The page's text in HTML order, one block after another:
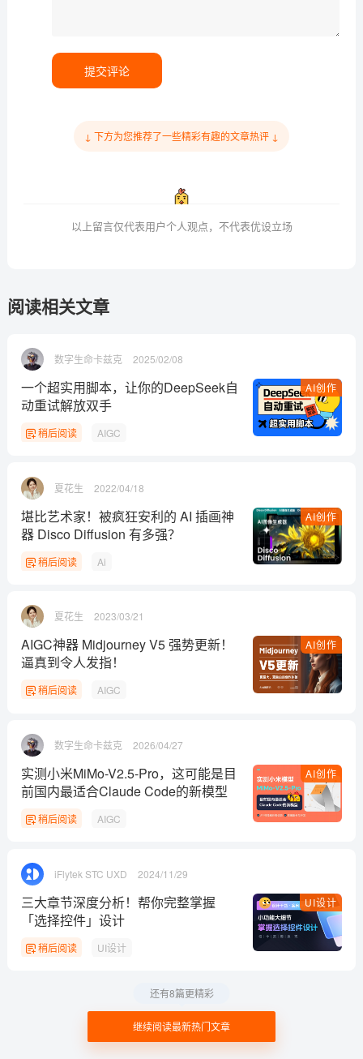
提交评论
↓ 下方为您推荐了一些精彩有趣的文章热评 ↓
以上留言仅代表用户个人观点，不代表优设立场
阅读相关文章
数字生命卡兹克 2025/02/08
AI创作
一个超实用脚本，让你的DeepSeek自
动重试解放双手
稍后阅读 AIGC
夏花生 2022/04/18
AI创作
堪比艺术家！被疯狂安利的 AI 插画神
器 Disco Diffusion 有多强？
稍后阅读 Ai
夏花生 2023/03/21
AI创作
AIGC神器 Midjourney V5 强势更新！
逼真到令人发指！
稍后阅读 AIGC
数字生命卡兹克 2026/04/27
AI创作
实测小米MiMo-V2.5-Pro，这可能是目
前国内最适合Claude Code的新模型
稍后阅读 AIGC
iFlytek STC UXD 2024/11/29
UI设计
三大章节深度分析！帮你完整掌握
「选择控件」设计
稍后阅读 UI设计
继续阅读最新热门文章
还有8篇更精彩